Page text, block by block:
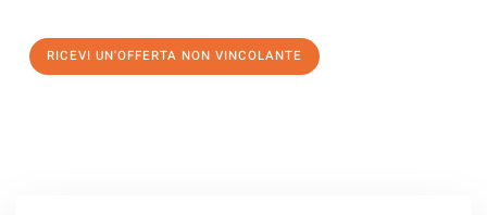
RICEVI UN'OFFERTA NON VINCOLANTE